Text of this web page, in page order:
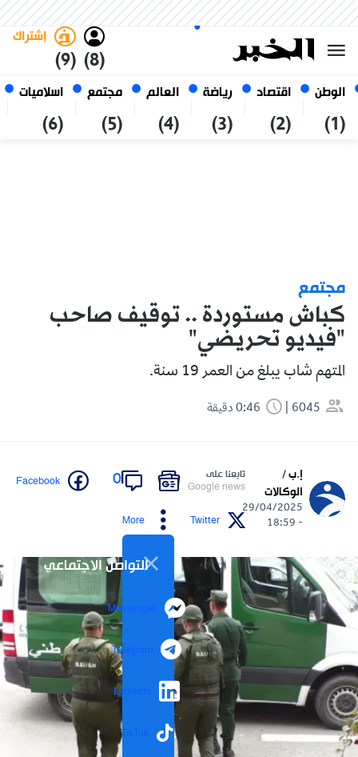
الوطن
(1)
اقتصاد
(2)
رياضة
(3)
العالم
(4)
مجتمع
(5)
اسلاميات
(6)
(8)
إشتراك
(9)
أغسطس 2026
الجزائر
مجتمع
كباش مستوردة .. توقيف صاحب
"فيديو تحريضي"
المتهم شاب يبلغ من العمر 19 سنة.
6045
إ.ب /
الوكالات
29/04/2025
- 18:59
تابعنا على
Google news
0
Facebook
Twitter
More
التواصل الاجتماعي
Messenger
Telegram
LinkedIn
TikTok